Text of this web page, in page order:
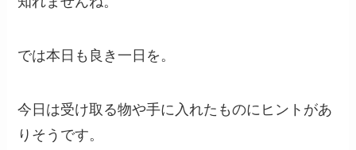
では本日も良き一日を。
今日は受け取る物や手に入れたものにヒントがあ
りそうです。